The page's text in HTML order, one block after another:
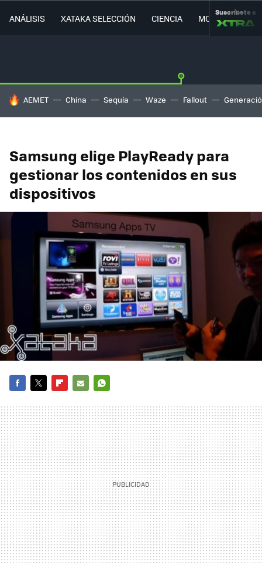
ANÁLISIS XATAKA SELECCIÓN CIENCIA MOVILIDAD
Suscríbete a
HOY SE HABLA DE
AEMET China Sequía Waze Fallout
Samsung elige PlayReady para
gestionar los contenidos en sus
dispositivos
MAIL